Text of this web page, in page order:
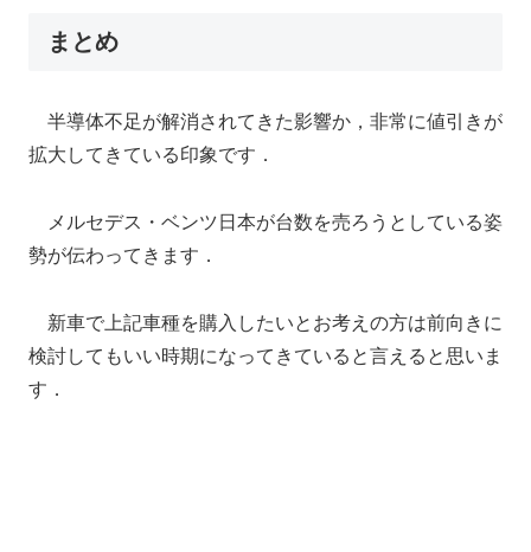
まとめ
半導体不足が解消されてきた影響か，非常に値引きが
拡大してきている印象です．
メルセデス・ベンツ日本が台数を売ろうとしている姿
勢が伝わってきます．
新車で上記車種を購入したいとお考えの方は前向きに
検討してもいい時期になってきていると言えると思いま
す．